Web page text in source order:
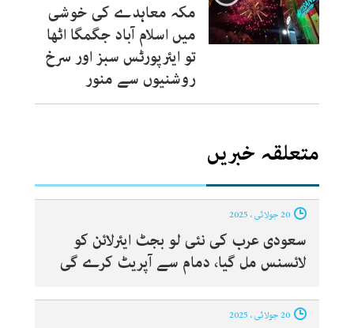
مکہ معاہدے کی خوشی
میں اسلام آباد جگمگا اٹھا
تو ایئرپورٹس سبز اور سرخ
روشنیوں سے منور
متعلقہ خبریں
سعودی عرب کی نئی لو بجٹ ایئرلائن کو
لائسنس مل گیا، دمام سے آپریٹ کرے گی